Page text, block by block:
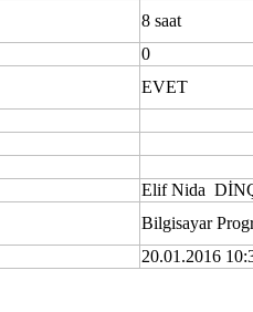
8 saat
0
EVET
Elif Nida
Bilgisayar
20.01.2016